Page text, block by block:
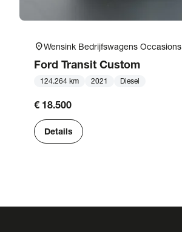
location_onWensink Bedrijfswagens
Ford Transit Custom
124.264 km 2021 Diesel
€ 18.500
Details